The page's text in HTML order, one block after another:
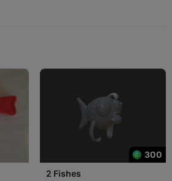
300
2 Fishes